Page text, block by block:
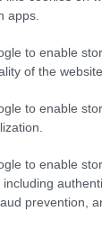
apps.
to enable
of the
to enable
to enable
prevention,